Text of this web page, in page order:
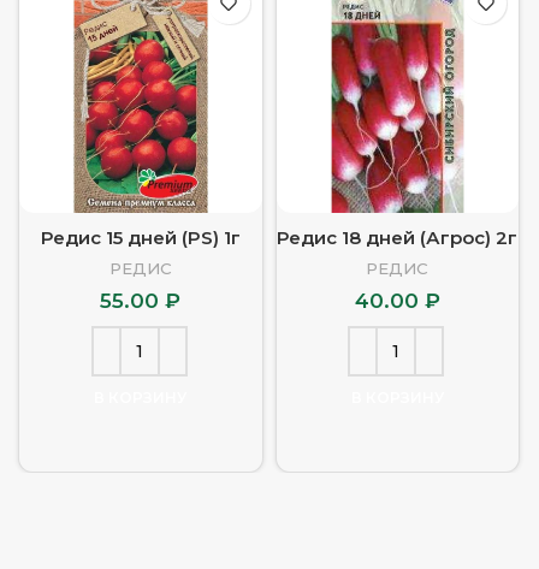
Редис 15 дней (PS) 1г
РЕДИС
55.00₽
Редис 18 дней (Агрос) 2г
РЕДИС
40.00 ₽